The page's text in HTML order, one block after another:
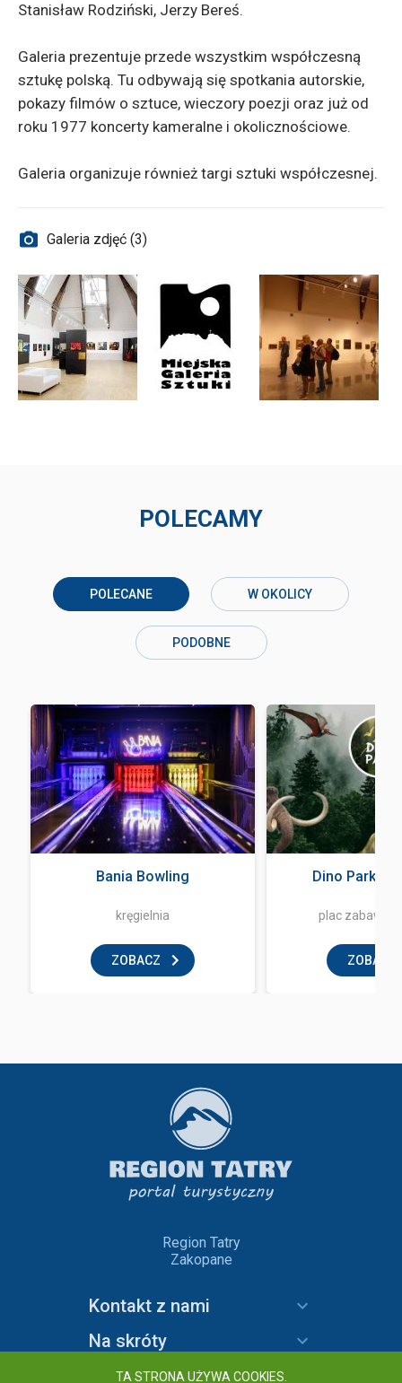
Stanisław Rodziński, Jerzy Bereś.
Galeria prezentuje przede wszystkim współczesną
sztukę polską. Tu odbywają się spotkania autorskie,
pokazy filmów o sztuce, wieczory poezji oraz już od
roku 1977 koncerty kameralne i okolicznościowe.
Galeria organizuje również targi sztuki współczesnej.
Galeria zdjęć (3)
POLECAMY
POLECANE W OKOLICY
PODOBNE
Bania Bowling
kręgielnia
ZOBACZ
Dino Park
plac zabaw
ZOBACZ
Region Tatry
Zakopane
Kontakt z nami
Na skróty
Informacje
TA STRONA UŻYWA COOKIES.